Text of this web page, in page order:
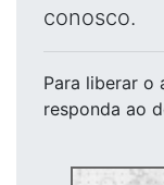
conosco.
Para liberar o
responda ao